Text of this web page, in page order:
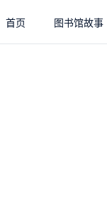
首页 图书馆故事